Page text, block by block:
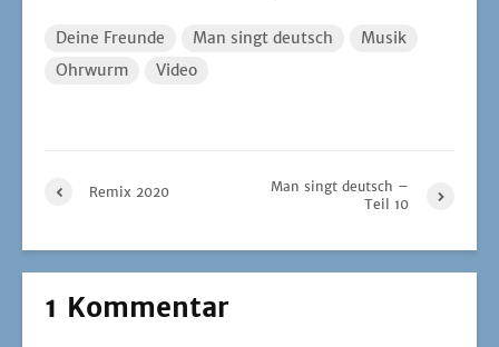
Deine Freunde Man singt deutsch
Musik
Ohrwurm
Video
Remix 2020
Man singt deutsch –
Teil 10
1 Kommentar